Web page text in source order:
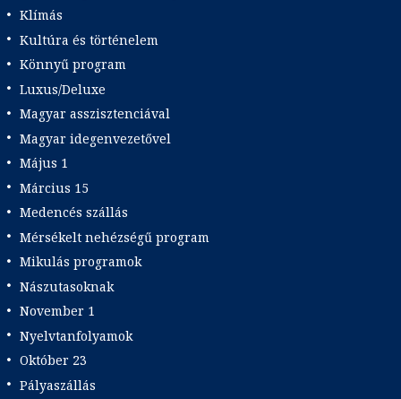
Klímás
Kultúra és történelem
Könnyű program
Luxus/Deluxe
Magyar asszisztenciával
Magyar idegenvezetővel
Május 1
Március 15
Medencés szállás
Mérsékelt nehézségű program
Mikulás programok
Nászutasoknak
November 1
Nyelvtanfolyamok
Október 23
Pályaszállás